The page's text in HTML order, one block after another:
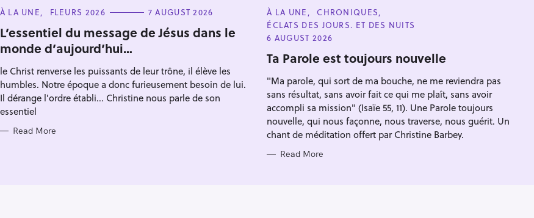
C
T
E
G
O
I
E
S
À LA UNE FLEURS 2026 7 AUGUST 2026
L’essentiel du message de Jésus dans le
monde d’aujourd’hui…
le Christ renverse les puissants de leur trône, il élève les
humbles. Notre époque a donc furieusement besoin de lui.
Il dérange l'ordre établi... Christine nous parle de son
essentiel
Read More
C
A
T
E
O
R
E
S
À LA UNE
CHRONIQUES
ÉCLATS DES JOURS. ET DES NUITS
6 AUGUST 2026
Ta Parole est toujours nouvelle
"Ma parole, qui sort de ma bouche, ne me reviendra pas
sans résultat, sans avoir fait ce qui me plaît, sans avoir
accompli sa mission" (Isaïe 55, 11). Une Parole toujours
nouvelle, qui nous façonne, nous traverse, nous guérit. Un
chant de méditation offert par Christine Barbey.
Read More
Press Esc to cancel.